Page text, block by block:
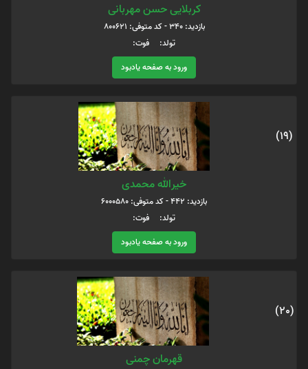
کربلایی حسن مهربانی
بازدید: 340 - کد متوفی: 800621
تولد: فوت:
ورود به صفحه یادبود
(19)
خیرالله محمدی
بازدید: 442 - کد متوفی: 6000580
تولد: فوت:
ورود به صفحه یادبود
(20)
قهرمان چمنی